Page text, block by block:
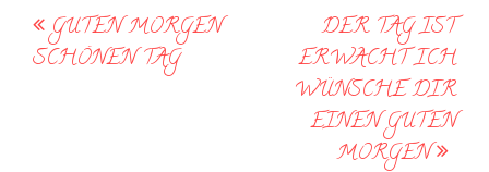
Post
navigation
GUTEN MORGEN
SCHÖNEN TAG
DER TAG IST
ERWACHT ICH
WÜNSCHE DIR
EINEN GUTEN
MORGEN